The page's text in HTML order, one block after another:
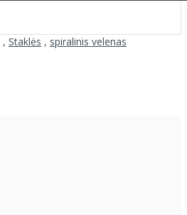
, Staklės , spiralinis velenas